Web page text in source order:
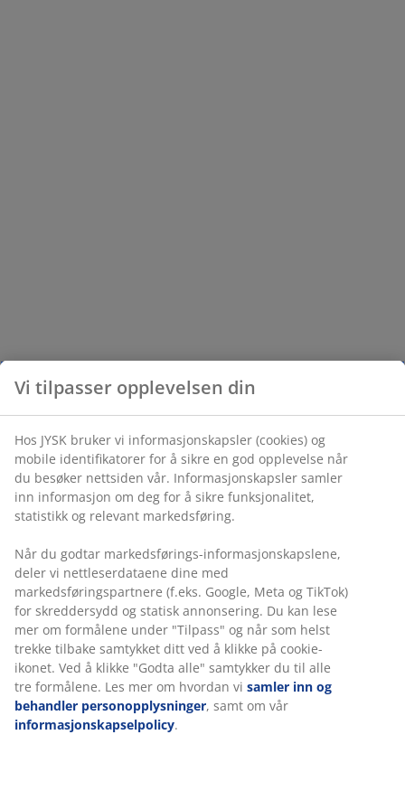
Vi tilpasser opplevelsen din
Hos JYSK bruker vi informasjonskapsler (cookies) og
mobile identifikatorer for å sikre en god opplevelse når
du besøker nettsiden vår. Informasjonskapsler samler
inn informasjon om deg for å sikre funksjonalitet,
statistikk og relevant markedsføring.
Når du godtar markedsførings-informasjonskapslene,
deler vi nettleserdataene dine med
markedsføringspartnere (f.eks. Google, Meta og TikTok)
for skreddersydd og statisk annonsering. Du kan lese
mer om formålene under "Tilpass" og når som helst
trekke tilbake samtykket ditt ved å klikke på cookie-
ikonet. Ved å klikke "Godta alle" samtykker du til alle
tre formålene. Les mer om hvordan vi samler inn og
behandler personopplysninger, samt om vår
informasjonskapselpolicy.